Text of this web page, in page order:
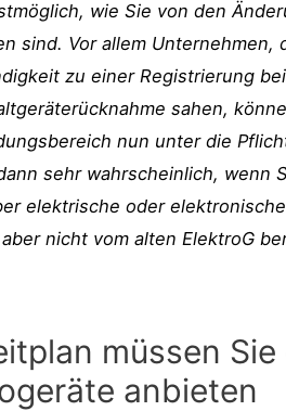
wie Sie von den
sind. Vor allem Unternehmen,
zu einer Registrierung
sahen,
nun unter die
sehr wahrscheinlich, wenn
elektrische oder
nicht vom alten ElektroG
müssen
anbieten